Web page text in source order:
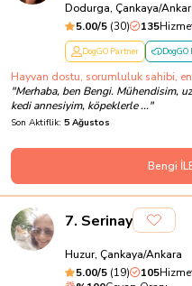
Dodurga, Çankaya/
5.00/5 (30) 135
DogGO Partner
Hayvan dostu, sorumluluk sahibi,
"Merhaba, ben Bengi. Mühendisim,
kedi annesiyim, köpeklerle ..."
Son Aktiflik: 5 Ağustos
Bengi
7. Serinay
Huzur, Çankaya/Ankara
5.00/5 (19) 105